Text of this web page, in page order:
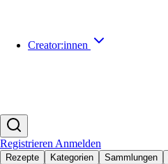
Creator:innen
Registrieren Anmelden
Rezepte Kategorien Sammlungen